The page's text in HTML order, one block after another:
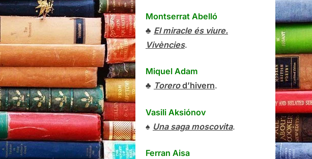
Montserrat Abelló
♣ El miracle és viure.
Vivències.
Miquel Adam
♣ Torerod’hivern.
Vasili Aksiónov
♠ Una saga moscovita.
Ferran Aisa